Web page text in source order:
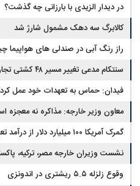
در دیدار الزیدی با بارزانی چه گذشت؟
کالابرگ سه دهک مشمول شارژ شد
راز رنگ آبی در صندلی های هواپیما
سنتکام مدعی تغییر مسیر ۴۸ کشتی تجاری شد
فیدان: حماس به تعهدات خود عمل کرد،
معاون وزیر خارجه: مذاکره نه معجزه
گمرک آمریکا ۱۰۰ میلیارد دلار از درآمد تعرفه‌ها را به واردکنندگان بازگرداند
نشست وزیران خارجه مصر، ترکیه،
منطقه
وقوع زلزله ۵.۵ ریشتری در اندونزی